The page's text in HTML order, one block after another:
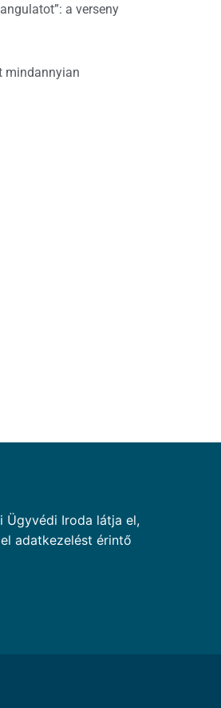
a verseny
mindannyian
Ügyvédi Iroda látja el,
adatkezelést érintő